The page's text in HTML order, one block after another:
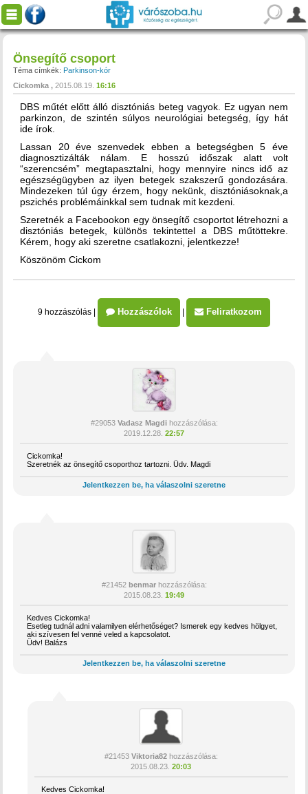
Önsegítő csoport
Téma címkék: Parkinson-kór
Cickomka
2015.08.19. 16:16
DBS műtét előtt álló disztóniás beteg vagyok. Ez ugyan nem
parkinzon, de szintén súlyos neurológiai betegség, így hát
ide írok.
Lassan 20 éve szenvedek ebben a betegségben 5 éve
diagnosztizálták nálam. E hosszú időszak alatt volt
“szerencsém” megtapasztalni, hogy mennyire nincs idő az
egészségügyben az ilyen betegek szakszerű gondozására.
Mindezeken túl úgy érzem, hogy nekünk, disztóniásoknak,a
pszichés problémáinkkal sem tudnak mit kezdeni.
Szeretnék a Facebookon egy önsegítő csoportot létrehozni a
disztóniás betegek, különös tekintettel a DBS műtöttekre.
Kérem, hogy aki szeretne csatlakozni, jelentkezze!
Köszönöm Cickom
9 hozzászólás Hozzászólok Feliratkozom
#29053 Vadasz Magdihozzászólása:
2019.12.28. 22:57
Cickomka!
Szeretnék az önsegítő csoporthoz tartozni. Üdv. Magdi
Jelentkezzen be, ha válaszolni szeretne
#21452 benmarhozzászólása:
2015.08.23. 19:49
Kedves Cickomka!
Esetleg tudnál adni valamilyen elérhetőséget? Ismerek egy kedves hölgyet,
aki szívesen fel venné veled a kapcsolatot.
Üdv! Balázs
Jelentkezzen be, ha válaszolni szeretne
#21453 Viktoria82hozzászólása:
2015.08.23. 20:03
Kedves Cickomka!